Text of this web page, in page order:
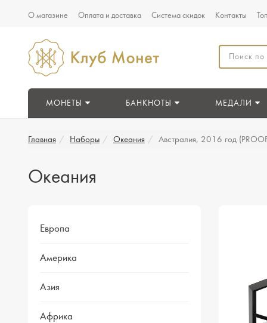
О магазине Оплата и доставка Система скидок Контакты
МОНЕТЫ БАНКНОТЫ МЕДАЛИ
Главная Наборы Океания Австралия, 2016 год
Океания
Европа
Америка
Азия
Африка